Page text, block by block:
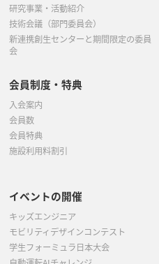
研究事業・活動紹介
技術会議（部門委員会）
新連携創生センターと期間限定の委員
会
会員制度・特典
入会案内
会員数
会員特典
施設利用料割引
イベントの開催
キッズエンジニア
モビリティデザインコンテスト
学生フォーミュラ日本大会